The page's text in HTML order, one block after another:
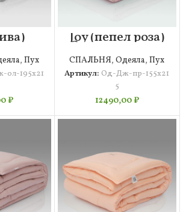
, Пух
195х21
₽
Joy (пепел роза)
Одеяло 155х215
СПАЛЬНЯ,Одеяла,Пух
Артикул: Од-Дж-пр-155х21
5
12490,00₽